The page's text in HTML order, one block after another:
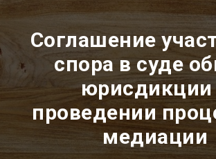
Соглашение
спора в суде
юрисдикции
проведении
медиации